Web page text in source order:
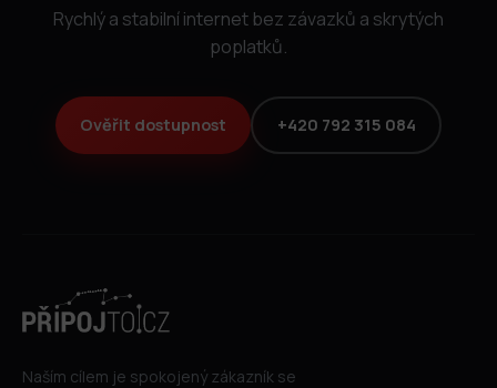
Rychlý a stabilní internet bez závazků a skrytých
poplatků.
Ověřit dostupnost +420 792 315 084
Naším cílem je spokojený zákazník se